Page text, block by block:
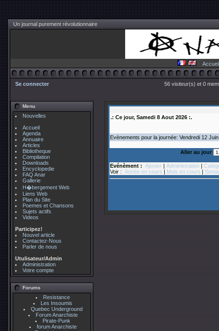
Un journal purement révolutionnaire
Accueil
Se connecter 56 visiteur(s) et 0
Menu
Nouvelles
Accueil
Agenda
Annuaire
Articles
Bibliotheque
Compilation
Downloads
Encyclopedie
FAQ Anar
Gallerie
H�bergement Web
Liens Web
Plan du Site
Poemes et Chansons
Sujets actifs
Videos
Participez!
Nouvel article
Contactez-Nous
Parler de nous
Utulisateur/Admin
Administration
Votre compte
Forums
Resistance
Les Insoumis
Quebec Underground
Forum Anarchiste
Pirate-Punk
forum Anarchiste
.: Ce jour, Samedi 8 Aout 2026 :.
Evènements pour la journée: Vendredi 12 Juin
Aller au jour
Evénèment : Ajouter | Administration |
Voir : Année en cours | Mois en cours |